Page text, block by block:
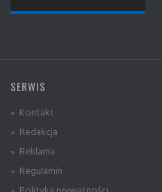
SERWIS
» Kontakt
» Redakcja
» Reklama
» Regulamin